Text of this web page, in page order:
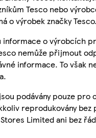
Tesco nebo
o výrobek značky Tesco.
informace o výrobcích
nemůže přijmout
informace. To však
podávány pouze pro
reprodukovány bez
Limited ani bez